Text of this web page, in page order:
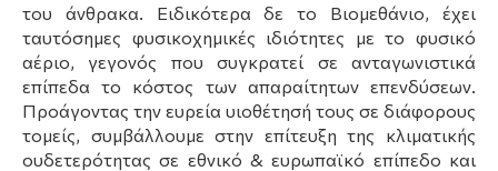
του άνθρακα. Ειδικότερα δε το Βιομεθάνιο, έχει
ταυτόσημες φυσικοχημικές ιδιότητες με το φυσικό
αέριο, γεγονός που συγκρατεί σε ανταγωνιστικά
επίπεδα το κόστος των απαραίτητων επενδύσεων.
Προάγοντας την ευρεία υιοθέτησή τους σε διάφορους
τομείς, συμβάλλουμε στην επίτευξη της κλιματικής
ουδετερότητας σε εθνικό & ευρωπαϊκό επίπεδο και